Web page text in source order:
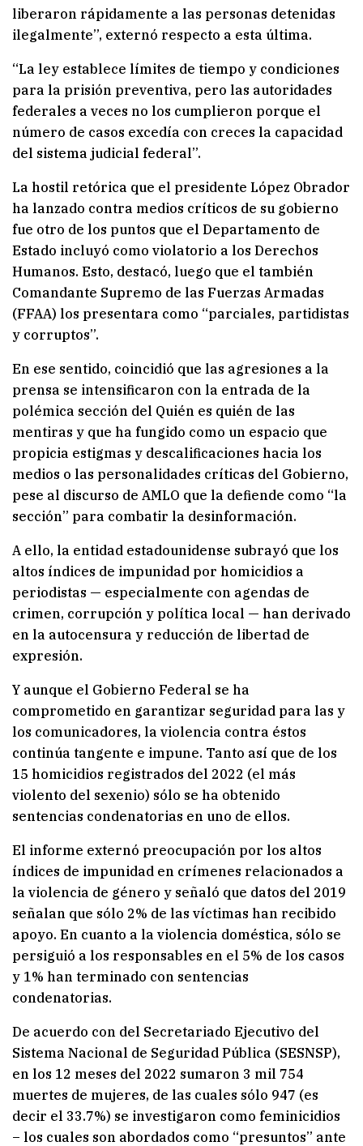
liberaron rápidamente a las personas detenidas
ilegalmente”, externó respecto a esta última.
“La ley establece límites de tiempo y condiciones
para la prisión preventiva, pero las autoridades
federales a veces no los cumplieron porque el
número de casos excedía con creces la capacidad
del sistema judicial federal”.
La hostil retórica que el presidente López Obrador
ha lanzado contra medios críticos de su gobierno
fue otro de los puntos que el Departamento de
Estado incluyó como violatorio a los Derechos
Humanos. Esto, destacó, luego que el también
Comandante Supremo de las Fuerzas Armadas
(FFAA) los presentara como “parciales, partidistas
y corruptos”.
En ese sentido, coincidió que las agresiones a la
prensa se intensificaron con la entrada de la
polémica sección del Quién es quién de las
mentiras y que ha fungido como un espacio que
propicia estigmas y descalificaciones hacia los
medios o las personalidades críticas del Gobierno,
pese al discurso de AMLO que la defiende como “la
sección” para combatir la desinformación.
A ello, la entidad estadounidense subrayó que los
altos índices de impunidad por homicidios a
periodistas — especialmente con agendas de
crimen, corrupción y política local — han derivado
en la autocensura y reducción de libertad de
expresión.
Y aunque el Gobierno Federal se ha
comprometido en garantizar seguridad para las y
los comunicadores, la violencia contra éstos
continúa tangente e impune. Tanto así que de los
15 homicidios registrados del 2022 (el más
violento del sexenio) sólo se ha obtenido
sentencias condenatorias en uno de ellos.
El informe externó preocupación por los altos
índices de impunidad en crímenes relacionados a
la violencia de género y señaló que datos del 2019
señalan que sólo 2% de las víctimas han recibido
apoyo. En cuanto a la violencia doméstica, sólo se
persiguió a los responsables en el 5% de los casos
y 1% han terminado con sentencias
condenatorias.
De acuerdo con del Secretariado Ejecutivo del
Sistema Nacional de Seguridad Pública (SESNSP),
en los 12 meses del 2022 sumaron 3 mil 754
muertes de mujeres, de las cuales sólo 947 (es
decir el 33.7%) se investigaron como feminicidios
– los cuales son abordados como “presuntos” ante